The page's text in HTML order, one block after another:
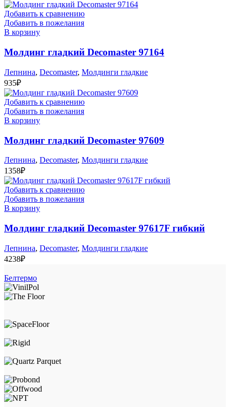
Добавить к сравнению
Добавить в пожелания
В корзину
Молдинг гладкий Decomaster 97164
Лепнина, Decomaster, Молдинги гладкие
935₽
Добавить к сравнению
Добавить в пожелания
В корзину
Молдинг гладкий Decomaster 97609
Лепнина, Decomaster, Молдинги гладкие
1358₽
Добавить к сравнению
Добавить в пожелания
В корзину
Молдинг гладкий Decomaster 97617F гибкий
Лепнина, Decomaster, Молдинги гладкие
4238₽
Белтермо